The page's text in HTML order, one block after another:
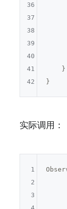
    }
36
37
38
39
40
41
42
实际调用：
1
2
3